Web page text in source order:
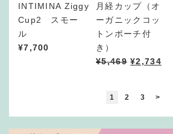
INTIMINA Ziggy
Cup2 スモー
ル
¥7,700
月経カップ（オ
ーガニックコッ
トンポーチ付
き）
¥5,469 ¥2,734
1 2 3 >